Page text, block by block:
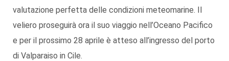
valutazione perfetta delle condizioni meteomarine. Il
veliero proseguirà ora il suo viaggio nell’Oceano Pacifico
e per il prossimo 28 aprile è atteso all’ingresso del porto
di Valparaiso in Cile.